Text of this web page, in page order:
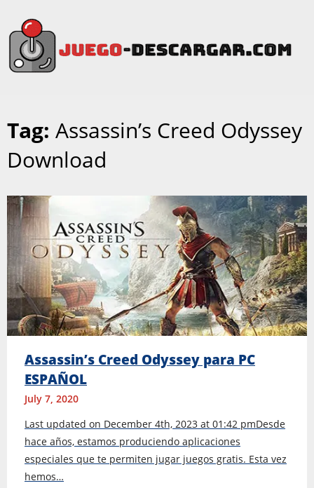
Tag: Assassin’s Creed Odyssey
Download
Assassin’s Creed Odyssey para PC
ESPAÑOL
July 7, 2020
Last updated on December 4th, 2023 at 01:42 pmDesde
hace años, estamos produciendo aplicaciones
especiales que te permiten jugar juegos gratis. Esta vez
hemos…